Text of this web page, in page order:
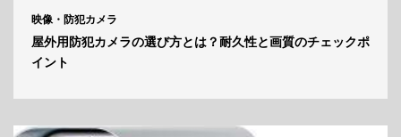
映像・防犯カメラ
屋外用防犯カメラの選び方とは？耐久性と画質のチェックポ
イント